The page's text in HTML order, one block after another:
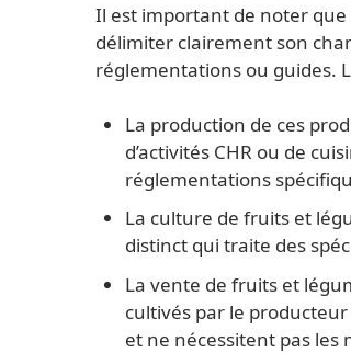
Il est important de noter que
délimiter clairement son
réglementations ou guides.
La production de ces
d’activités CHR ou de
réglementations
La culture de fruits et
distinct qui traite des
La vente de fruits et
cultivés par le
et ne nécessitent pas